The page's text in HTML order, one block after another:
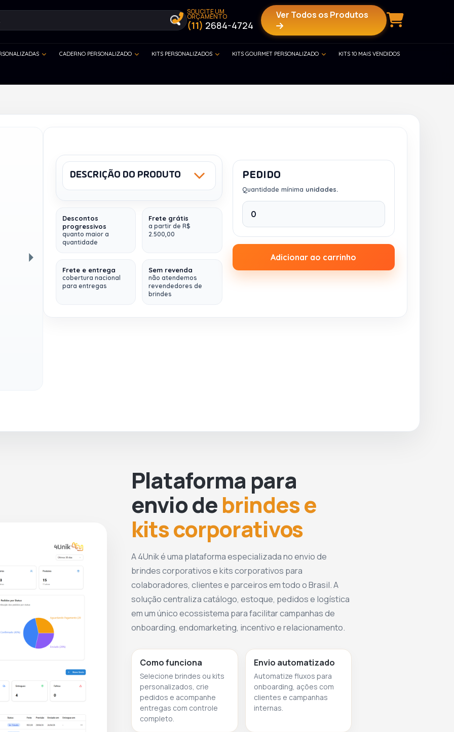
SOLICITE UM
ORÇAMENTO
(11) 2684-4724
Ver Todos os Produtos
CADERNO PERSONALIZADO KITS PERSONALIZADOS KITS GOURMET PERSONALIZADO KITS 10 MAIS VENDIDOS
DESCRIÇÃO DO PRODUTO
Descontos
progressivos
quanto maior a
quantidade
Frete grátis
a partir de R$
2.500,00
Frete e entrega
cobertura nacional
para entregas
Sem revenda
não atendemos
revendedores de
brindes
PEDIDO
Quantidade mínima unidades.
Adicionar ao carrinho
Plataforma para
envio debrindes e
kits corporativos
A 4Unik é uma plataforma especializada no envio de
brindes corporativos e kits corporativos para
colaboradores, clientes e parceiros em todo o Brasil. A
solução centraliza catálogo, estoque, pedidos e logística
em um único ecossistema para facilitar campanhas de
onboarding, endomarketing, incentivo e relacionamento.
Como funciona
Selecione brindes ou kits
personalizados, crie
pedidos e acompanhe
entregas com controle
completo.
Envio automatizado
Automatize fluxos para
onboarding, ações com
clientes e campanhas
internas.